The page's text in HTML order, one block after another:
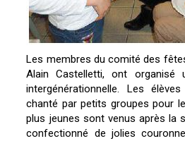
Les membres du comité des
Alain Castelletti, ont organisé
intergénérationnelle. Les
chanté par petits groupes pour
plus jeunes sont venus après la
confectionné de jolies